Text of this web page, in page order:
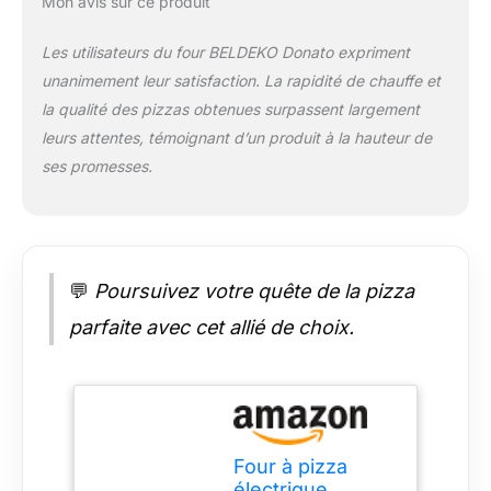
réfractaire
(33×33 cm) incluse :
pour une chaleur
homogène et un
utilisation polyvalente
: branchez-le en
de cheminée ou gaz,
et transformez votre
cuisine en véritable
pizzeria maison 🥄
Pelle à pizza incluse :
Les utilisateurs du four BELDEKO Donato expriment
unanimement leur satisfaction. La rapidité de chauffe et
la qualité des pizzas obtenues surpassent largement
leurs attentes, témoignant d’un produit à la hauteur de
ses promesses.
💬 Poursuivez votre quête de la pizza
parfaite avec cet allié de choix.
Four à pizza